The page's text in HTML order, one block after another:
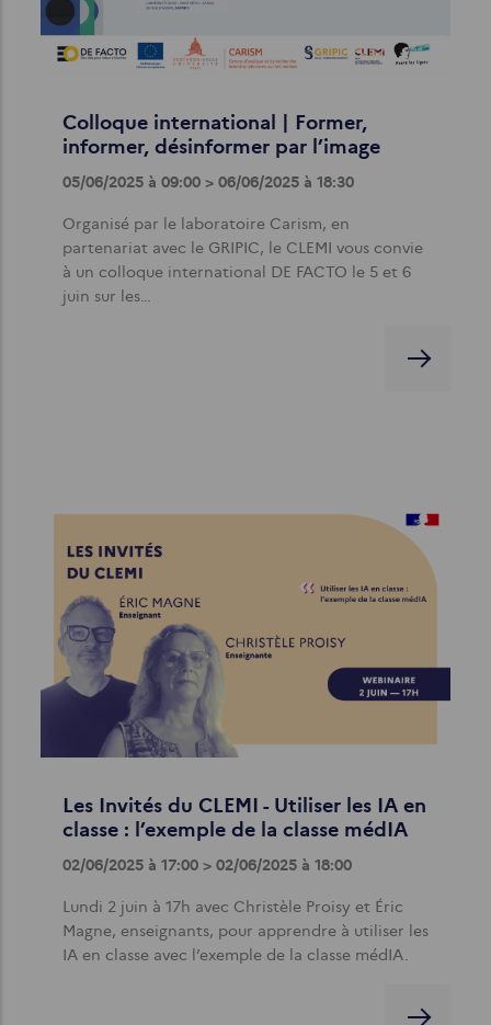
Colloque international | Former,
informer, désinformer par l’image
05/06/2025 à 09:00 > 06/06/2025 à 18:30
Organisé par le laboratoire Carism, en
partenariat avec le GRIPIC, le CLEMI vous convie
à un colloque international DE FACTO le 5 et 6
juin sur les…
Les Invités du CLEMI - Utiliser les IA en
classe : l’exemple de la classe médIA
02/06/2025 à 17:00 > 02/06/2025 à 18:00
Lundi 2 juin à 17h avec Christèle Proisy et Éric
Magne, enseignants, pour apprendre à utiliser les
IA en classe avec l’exemple de la classe médIA.